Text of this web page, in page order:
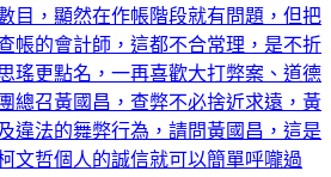
目，顯然在作帳階段就有問題，但把
帳的會計師，這都不合常理，是不折
瑤更點名，一再喜歡大打弊案、道德
總召黃國昌，查弊不必捨近求遠，黃
違法的舞弊行為，請問黃國昌，這是
文哲個人的誠信就可以簡單呼嚨過